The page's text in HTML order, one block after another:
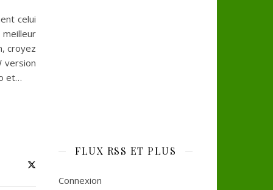
celui
croyez
version
et…
FLUX RSS ET PLUS
Connexion